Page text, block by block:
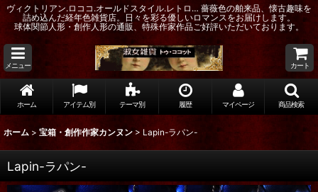
ヴィクトリアン.ロココ.オールドスタイル.レトロ… 薔薇色の舶来品、懐古趣味を
詰め込んだ経年色雑貨店。日々を彩る優しいロマンスをお届けします。
球体関節人形・創作人形の通販、特殊作家作品ご好評いただいております。
メニュー カート
ホーム アイテム別 テーマ別 履歴 マイページ 商品検索
ホーム > 宝箱・創作作家カンヌン > Lapin-ラパン-
Lapin-ラパン-